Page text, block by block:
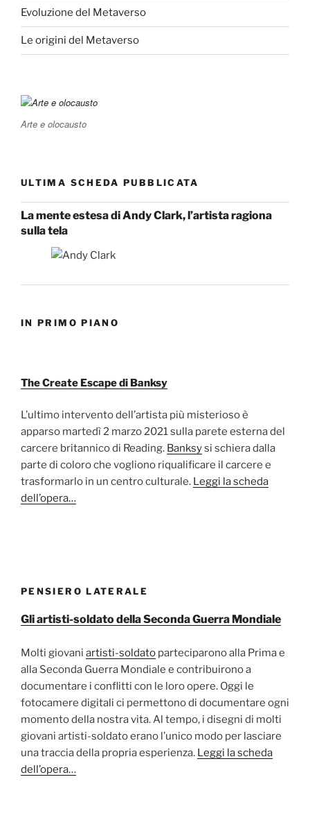
Evoluzione del Metaverso
Le origini del Metaverso
Arte e olocausto
ULTIMA SCHEDA PUBBLICATA
La mente estesa di Andy Clark, l’artista ragiona
sulla tela
IN PRIMO PIANO
The Create Escape di Banksy
L’ultimo intervento dell’artista più misterioso è
apparso martedì 2 marzo 2021 sulla parete esterna del
carcere britannico di Reading. Banksysi schiera dalla
parte di coloro che vogliono riqualificare il carcere e
trasformarlo in un centro culturale. Leggi la scheda
dell’opera…
PENSIERO LATERALE
Gli artisti-soldato della Seconda Guerra Mondiale
Molti giovani artisti-soldato parteciparono alla Prima e
alla Seconda Guerra Mondiale e contribuirono a
documentare i conflitti con le loro opere. Oggi le
fotocamere digitali ci permettono di documentare ogni
momento della nostra vita. Al tempo, i disegni di molti
giovani artisti-soldato erano l’unico modo per lasciare
una traccia della propria esperienza. Leggi la scheda
dell’opera…